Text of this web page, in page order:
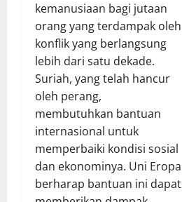
kemanusiaan bagi jutaan
orang yang terdampak oleh
konflik yang berlangsung
lebih dari satu dekade.
Suriah, yang telah hancur
oleh perang,
membutuhkan bantuan
internasional untuk
memperbaiki kondisi sosial
dan ekonominya. Uni Eropa
berharap bantuan ini dapat